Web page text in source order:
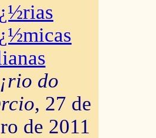
do
, 27 de
de 2011